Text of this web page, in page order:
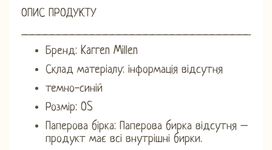
ОПИС ПРОДУКТУ
Бренд: Karren Millen
Склад матеріалу: інформація відсутня
темно-синій
Розмір: OS
Паперова бірка: Паперова бирка відсутня –
продукт має всі внутрішні бирки.